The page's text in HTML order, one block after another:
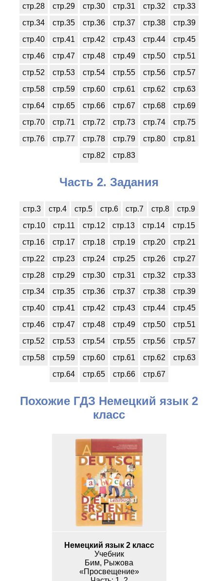
стр.28 стр.29 стр.30 стр.31 стр.32
стр.33
стр.34
стр.35 стр.36 стр.37 стр.38
стр.39
стр.40
стр.41 стр.42 стр.43 стр.44
стр.45
стр.46
стр.47 стр.48 стр.49 стр.50
стр.51
стр.52
стр.53 стр.54 стр.55 стр.56
стр.57
стр.58
стр.59 стр.60 стр.61 стр.62
стр.63
стр.64
стр.65 стр.66 стр.67 стр.68
стр.69
стр.70
стр.71 стр.72 стр.73 стр.74
стр.75
стр.76
стр.77 стр.78 стр.79 стр.80
стр.81
стр.82
стр.83
Часть 2. Задания
стр.3 стр.4 стр.5 стр.6 стр.7 стр.8
стр.9
стр.10
стр.11 стр.12 стр.13 стр.14
стр.15
стр.16
стр.17 стр.18 стр.19 стр.20
стр.21
стр.22
стр.23 стр.24 стр.25 стр.26
стр.27
стр.28
стр.29 стр.30 стр.31 стр.32
стр.33
стр.34
стр.35 стр.36 стр.37 стр.38
стр.39
стр.40
стр.41 стр.42 стр.43 стр.44
стр.45
стр.46
стр.47 стр.48 стр.49 стр.50
стр.51
стр.52
стр.53 стр.54 стр.55 стр.56
стр.57
стр.58
стр.59 стр.60 стр.61 стр.62
стр.63
стр.64
стр.65 стр.66 стр.67
Похожие ГДЗ Немецкий язык 2
класс
Немецкий язык 2 класс
Учебник
Бим, Рыжова
«Просвещение»